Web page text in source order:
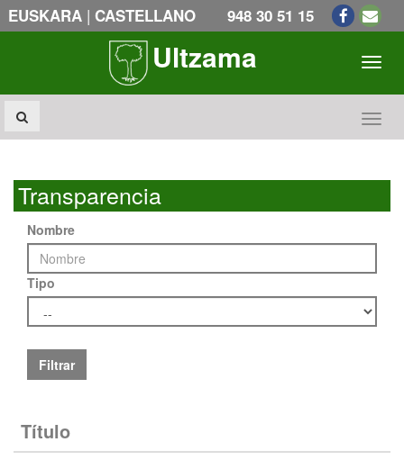
EUSKARA | CASTELLANO 948 30 51 15
Ultzama
Transparencia
Nombre
Tipo
Filtrar
Título